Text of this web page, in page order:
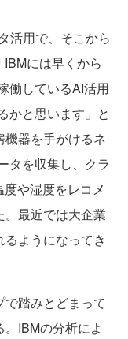
活用で、そこから
には早くから
働しているAI活用
かと思います」と
器を手がけるネ
タを収集し、クラ
や湿度をレコメ
。最近では大企業
ようになってき
踏みとどまって
IBMの分析によ